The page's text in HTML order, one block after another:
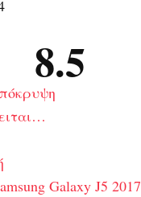
8.5
Galaxy J5 2017